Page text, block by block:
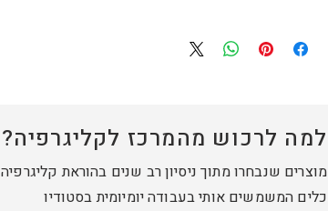
למה לרכוש מהמרכז לקליגרפיה?
מוצרים שנבחרו מתוך ניסיון רב שנים בהוראת קליגרפיה
כלים המשמשים אותי בעבודה יומיומית בסטודיו